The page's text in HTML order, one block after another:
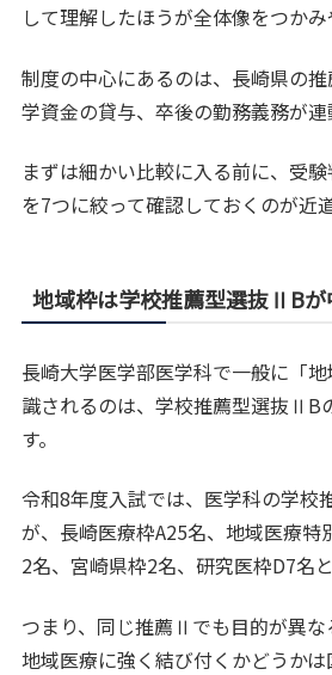
して理解したほうが全体像をつかみ
制度の中心にあるのは、長崎県の
学資金の貸与、卒後の勤務義務が連
まずは細かい比較に入る前に、受
を7つに絞って確認しておくのが近道
地域枠は学校推薦型選抜ⅡBが
長崎大学医学部医学科で一般に「
識されるのは、学校推薦型選抜ⅡB
す。
令和8年度入試では、医学科の学
が、長崎医療枠A25名、地域医療特
2名、宮崎県枠2名、研究医枠D7名
つまり、同じ推薦Ⅱでも目的が異な
地域医療に強く結び付くかどうか